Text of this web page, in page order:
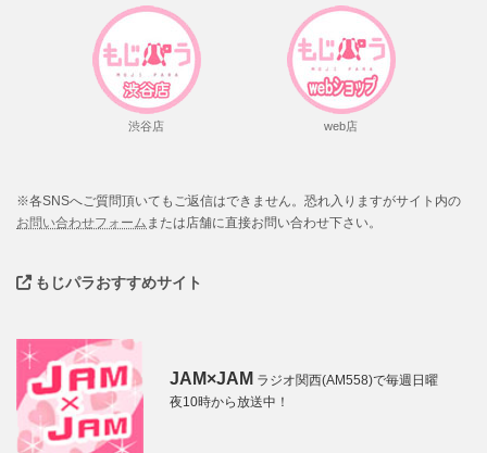
渋谷店 web店
※各SNSへご質問頂いてもご返信はできません。恐れ入りますがサイト内の
お問い合わせフォーム または店舗に直接お問い合わせ下さい。
もじパラおすすめサイト
JAM×JAM ラジオ関西(AM558)で毎週日曜
夜10時から放送中！